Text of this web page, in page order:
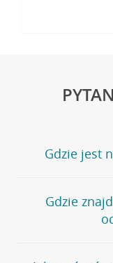
Gdzie jest
Jeśli szukasz
stronęPlacówki i
wygodna
oddziałów
Gdzie
Bank Credit